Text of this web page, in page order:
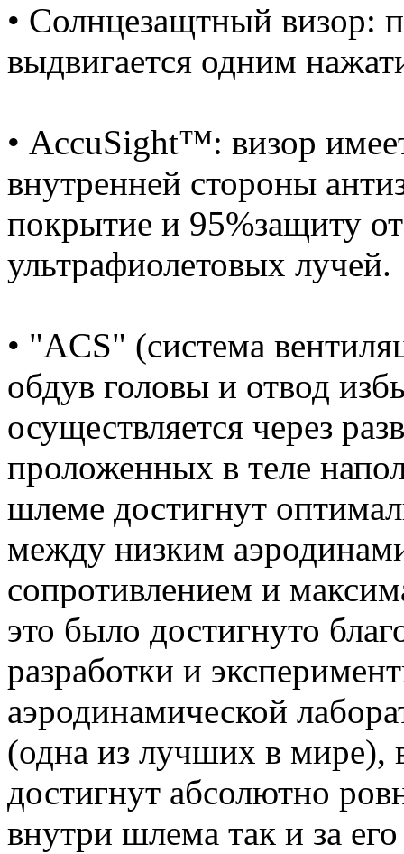
• Солнцезащтный визор:
выдвигается одним
• AccuSight™: визор
внутренней стороны
покрытие и 95%защиту
ультрафиолетовых лучей.
• "ACS" (система
обдув головы и отвод
осуществляется через
проложенных в теле
шлеме достигнут
между низким
сопротивлением и
это было достигнуто
разработки и
аэродинамической
(одна из лучших в мире),
достигнут абсолютно
внутри шлема так и за